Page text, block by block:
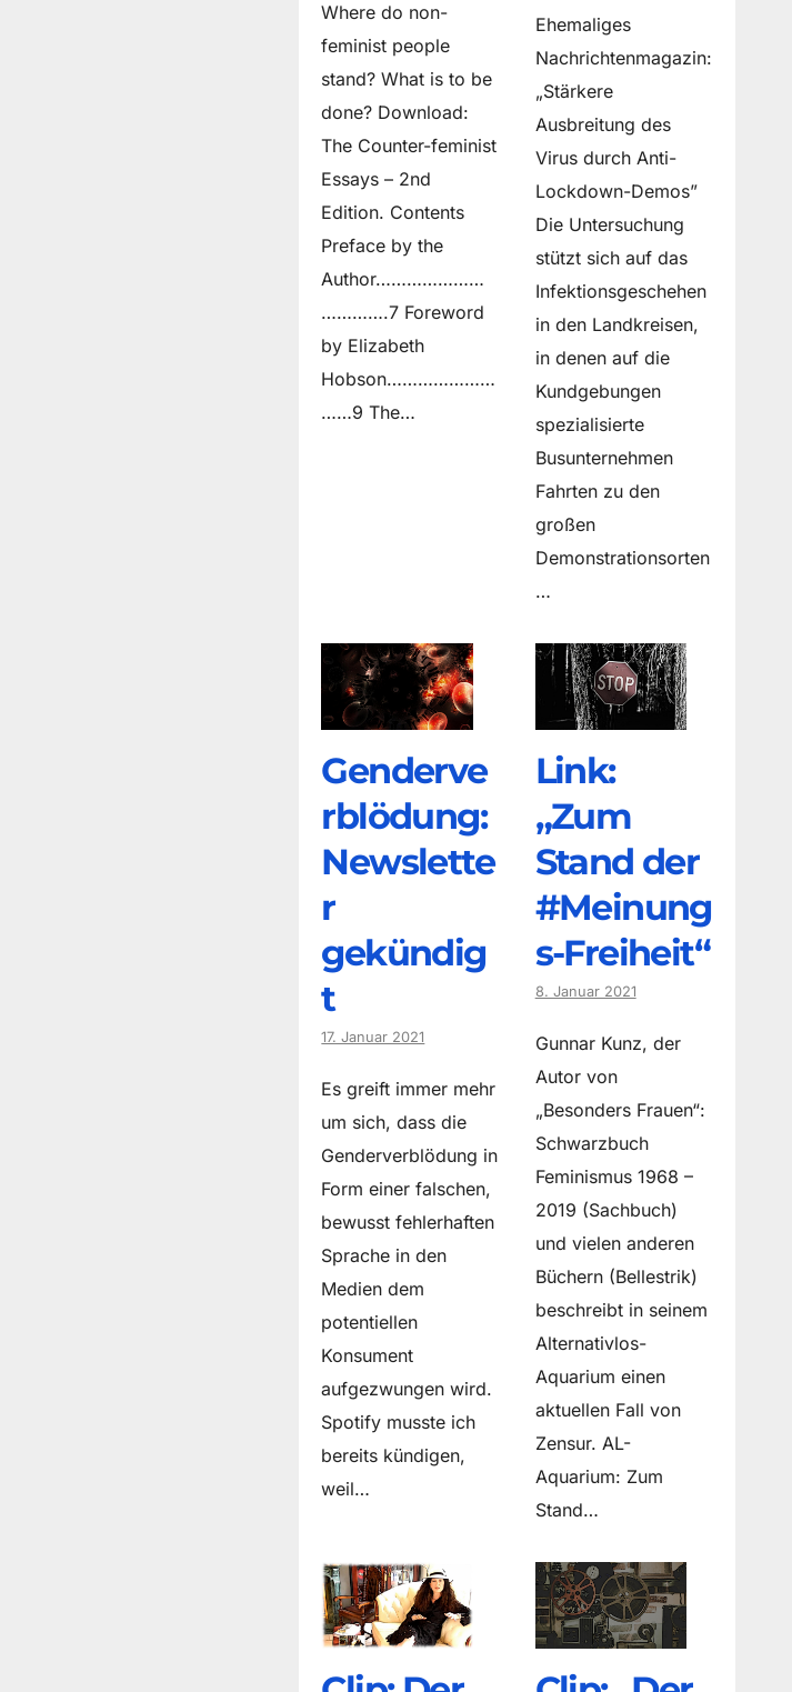
Where do non­
feminist people
stand? What is to be
done? Download:
The Counter-feminist
Essays – 2nd
Edition. Contents
Preface by the
Author…………………
………….7 Foreword
by Elizabeth
Hobson…………………
……9 The…
Ehemaliges
Nachrichtenmagazin:
„Stärkere
Ausbreitung des
Virus durch Anti-
Lockdown-Demos”
Die Untersuchung
stützt sich auf das
Infektionsgeschehen
in den Landkreisen,
in denen auf die
Kundgebungen
spezialisierte
Busunternehmen
Fahrten zu den
großen
Demonstrationsorten
…
Genderve
rblödung:
Newslette
r
gekündig
t
17. Januar 2021
Es greift immer mehr
um sich, dass die
Genderverblödung in
Form einer falschen,
bewusst fehlerhaften
Sprache in den
Medien dem
potentiellen
Konsument
aufgezwungen wird.
Spotify musste ich
bereits kündigen,
weil…
Link:
„Zum
Stand der
#Meinung
s-Freiheit“
8. Januar 2021
Gunnar Kunz, der
Autor von
„Besonders Frauen“:
Schwarzbuch
Feminismus 1968 –
2019 (Sachbuch)
und vielen anderen
Büchern (Bellestrik)
beschreibt in seinem
Alternativlos-
Aquarium einen
aktuellen Fall von
Zensur. AL-
Aquarium: Zum
Stand…